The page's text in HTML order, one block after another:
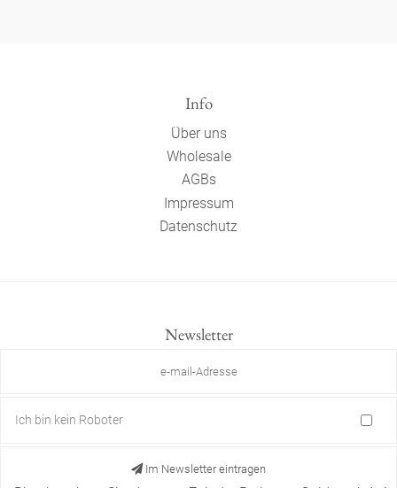
Info
Über uns
Wholesale
AGBs
Impressum
Datenschutz
Newsletter
Ich bin kein Roboter
Im Newsletter eintragen